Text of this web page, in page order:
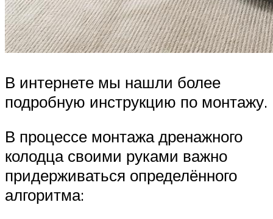
В интернете мы нашли более
подробную инструкцию по монтажу.
В процессе монтажа дренажного
колодца своими руками важно
придерживаться определённого
алгоритма: